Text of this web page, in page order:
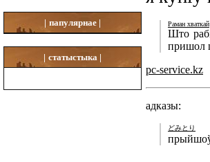
| папулярнае |
| статыстыка |
Раман хваткай
Што
пришол
pc-service.kz
адказы:
どみとり